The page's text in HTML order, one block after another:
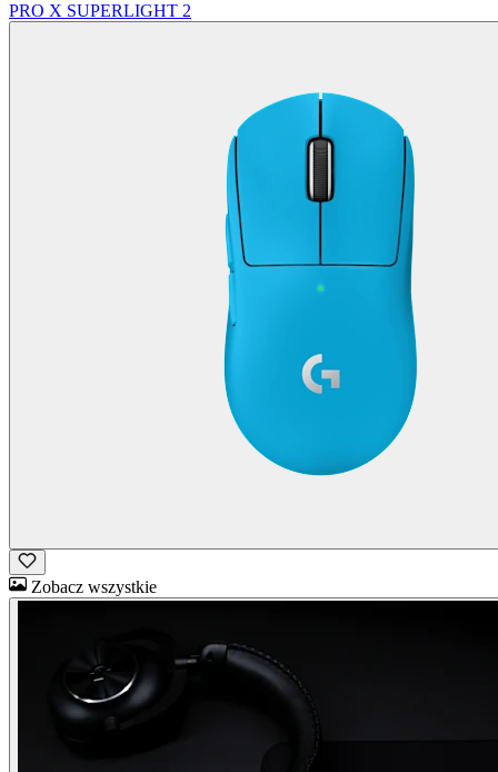
PRO X SUPERLIGHT 2
Zobacz wszystkie